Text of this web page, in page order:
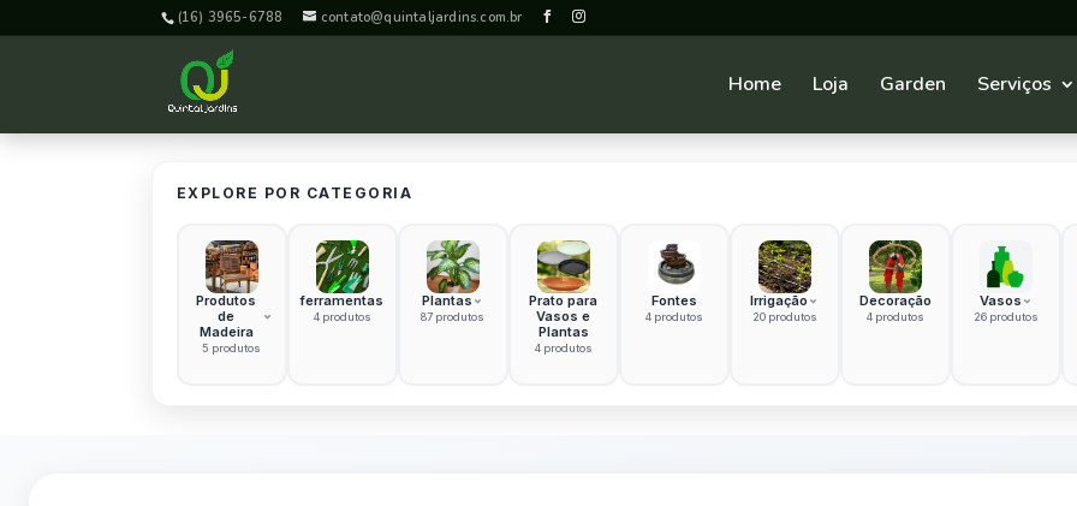
(16) 3965-6788 contato@quintaljardins.com.br
Home Loja Garden Serviços
EXPLORE POR CATEGORIA
Produtos
de
Madeira
5 produtos
ferramentas
4 produtos
Plantas
87 produtos
Prato para
Vasos e
Plantas
4 produtos
Fontes
4 produtos
Irrigação
20 produtos
Decoração
4 produtos
Vasos
26 produtos